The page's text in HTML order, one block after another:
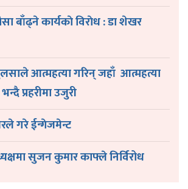
बाँढ्ने कार्यकाे विराेध : डा शेखर
आत्महत्या गरिन् जहाँ आत्महत्या
प्रहरीमा उजुरी
गरे ईन्गेजमेन्ट
सुजन कुमार काफ्ले निर्विरोध